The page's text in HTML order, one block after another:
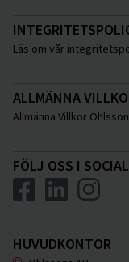
Läs om vår
ALLMÄNNA
Allmänna Villkor
FÖLJ OSS I
HUVUDKONTOR